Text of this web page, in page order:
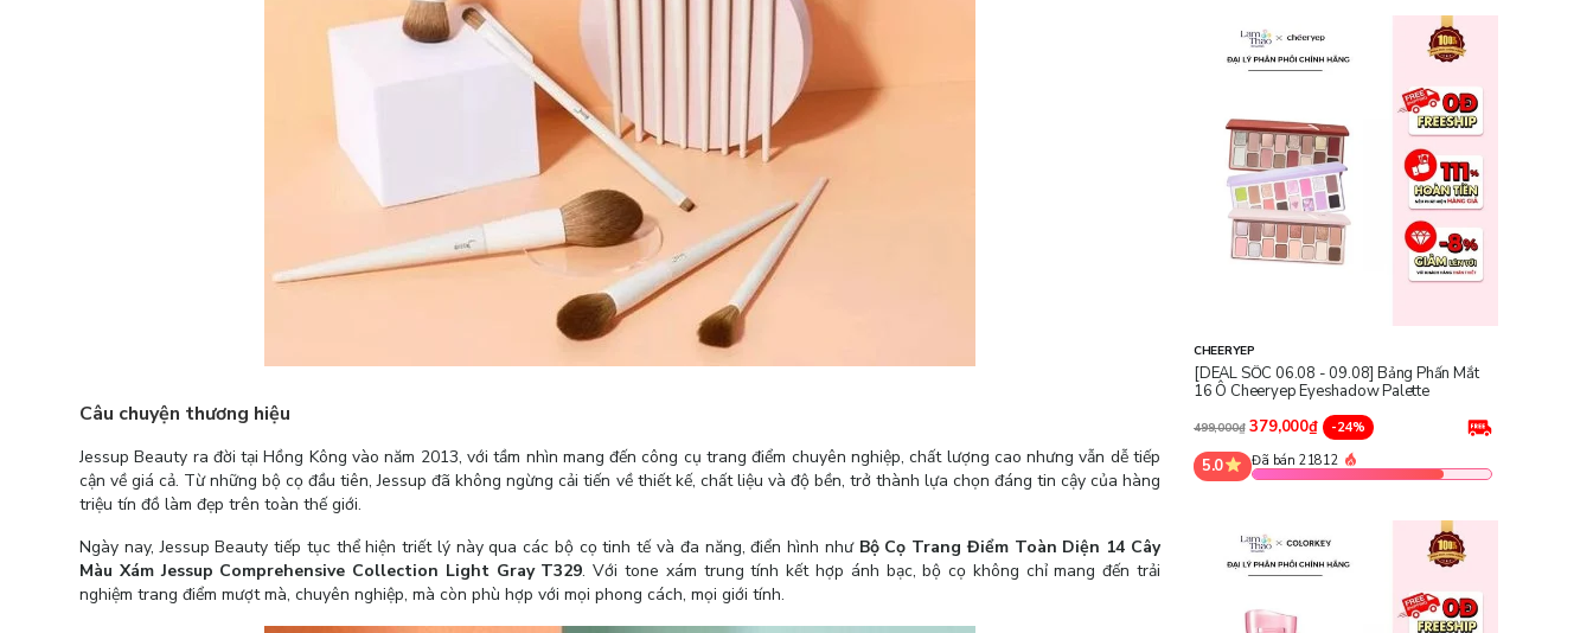
Câu chuyện thương hiệu
Jessup Beauty ra đời tại Hồng Kông vào năm 2013, với tầm nhìn mang đến công cụ trang điểm chuyên nghiệp, chất lượng cao nhưng vẫn dễ tiếp
cận về giá cả. Từ những bộ cọ đầu tiên, Jessup đã không ngừng cải tiến về thiết kế, chất liệu và độ bền, trở thành lựa chọn đáng tin cậy của hàng
triệu tín đồ làm đẹp trên toàn thế giới.
Ngày nay, Jessup Beauty tiếp tục thể hiện triết lý này qua các bộ cọ tinh tế và đa năng, điển hình như Bộ Cọ Trang Điểm Toàn Diện 14 Cây
Màu Xám Jessup Comprehensive Collection Light Gray T329. Với tone xám trung tính kết hợp ánh bạc, bộ cọ không chỉ mang đến trải
nghiệm trang điểm mượt mà, chuyên nghiệp, mà còn phù hợp với mọi phong cách, mọi giới tính.
CHEERYEP
[DEAL SỐC 06.08 - 09.08] Bảng Phấn Mắt
16 Ô Cheeryep Eyeshadow Palette
499,000₫ 379,000₫ -24%
5.0 Đã bán 21812